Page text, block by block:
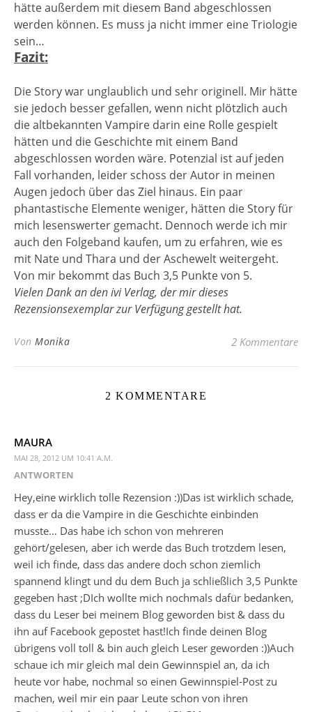
hätte außerdem mit diesem Band abgeschlossen
werden können. Es muss ja nicht immer eine Triologie
sein…
Fazit:
Die Story war unglaublich und sehr originell. Mir hätte
sie jedoch besser gefallen, wenn nicht plötzlich auch
die altbekannten Vampire darin eine Rolle gespielt
hätten und die Geschichte mit einem Band
abgeschlossen worden wäre. Potenzial ist auf jeden
Fall vorhanden, leider schoss der Autor in meinen
Augen jedoch über das Ziel hinaus. Ein paar
phantastische Elemente weniger, hätten die Story für
mich lesenswerter gemacht. Dennoch werde ich mir
auch den Folgeband kaufen, um zu erfahren, wie es
mit Nate und Thara und der Aschewelt weitergeht.
Von mir bekommt das Buch 3,5 Punkte von 5.
Vielen Dank an den ivi Verlag, der mir dieses
Rezensionsexemplar zur Verfügung gestellt hat.
Von Monika 2 Kommentare
2 KOMMENTARE
MAURA
MAI 28, 2012 UM 10:41 A.M.
ANTWORTEN
Hey,eine wirklich tolle Rezension :))Das ist wirklich schade,
dass er da die Vampire in die Geschichte einbinden
musste… Das habe ich schon von mehreren
gehört/gelesen, aber ich werde das Buch trotzdem lesen,
weil ich finde, dass das andere doch schon ziemlich
spannend klingt und du dem Buch ja schließlich 3,5 Punkte
gegeben hast ;DIch wollte mich nochmals dafür bedanken,
dass du Leser bei meinem Blog geworden bist & dass du
ihn auf Facebook gepostet hast!Ich finde deinen Blog
übrigens voll toll & bin auch gleich Leser geworden :))Auch
schaue ich mir gleich mal dein Gewinnspiel an, da ich
heute vor habe, nochmal so einen Gewinnspiel-Post zu
machen, weil mir ein paar Leute schon von ihren